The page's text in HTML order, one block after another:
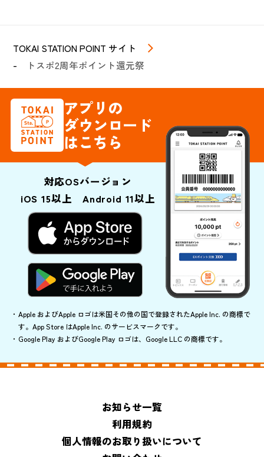
TOKAI STATION POINT サイト
トスポ2周年ポイント還元祭
アプリの
ダウンロード
はこちら
対応OSバージョン
iOS 15以上 Android 11以上
Apple およびApple ロゴは米国その他の国で登録されたApple Inc. の商標で
す。App Store はApple Inc. のサービスマークです。
Google Play およびGoogle Play ロゴは、Google LLC の商標です。
お知らせ一覧
利用規約
個人情報のお取り扱いについて